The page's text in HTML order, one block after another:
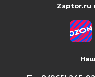
Zaptor.ru